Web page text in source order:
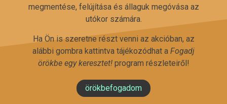
megmentése, felújítása és állaguk megóvása az
utókor számára.
Ha Ön is szeretne részt venni az akcióban, az
alábbi gombra kattintva tájékozódhat a Fogadj
örökbe egy keresztet!program részleteiről!
örökbefogadom